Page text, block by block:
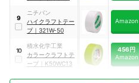
9
ニチバン
ハイクラフトテー
プ｜ 321W-50
Amazon
10
積水化学工業
カラークラフトテ
ープ
K50WC13
456円
Amazon